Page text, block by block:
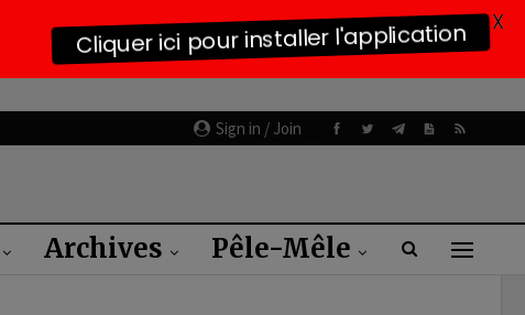
Sign in / Join
Archives Pêle-Mêle
Cliquer ici pour installer l'application
X